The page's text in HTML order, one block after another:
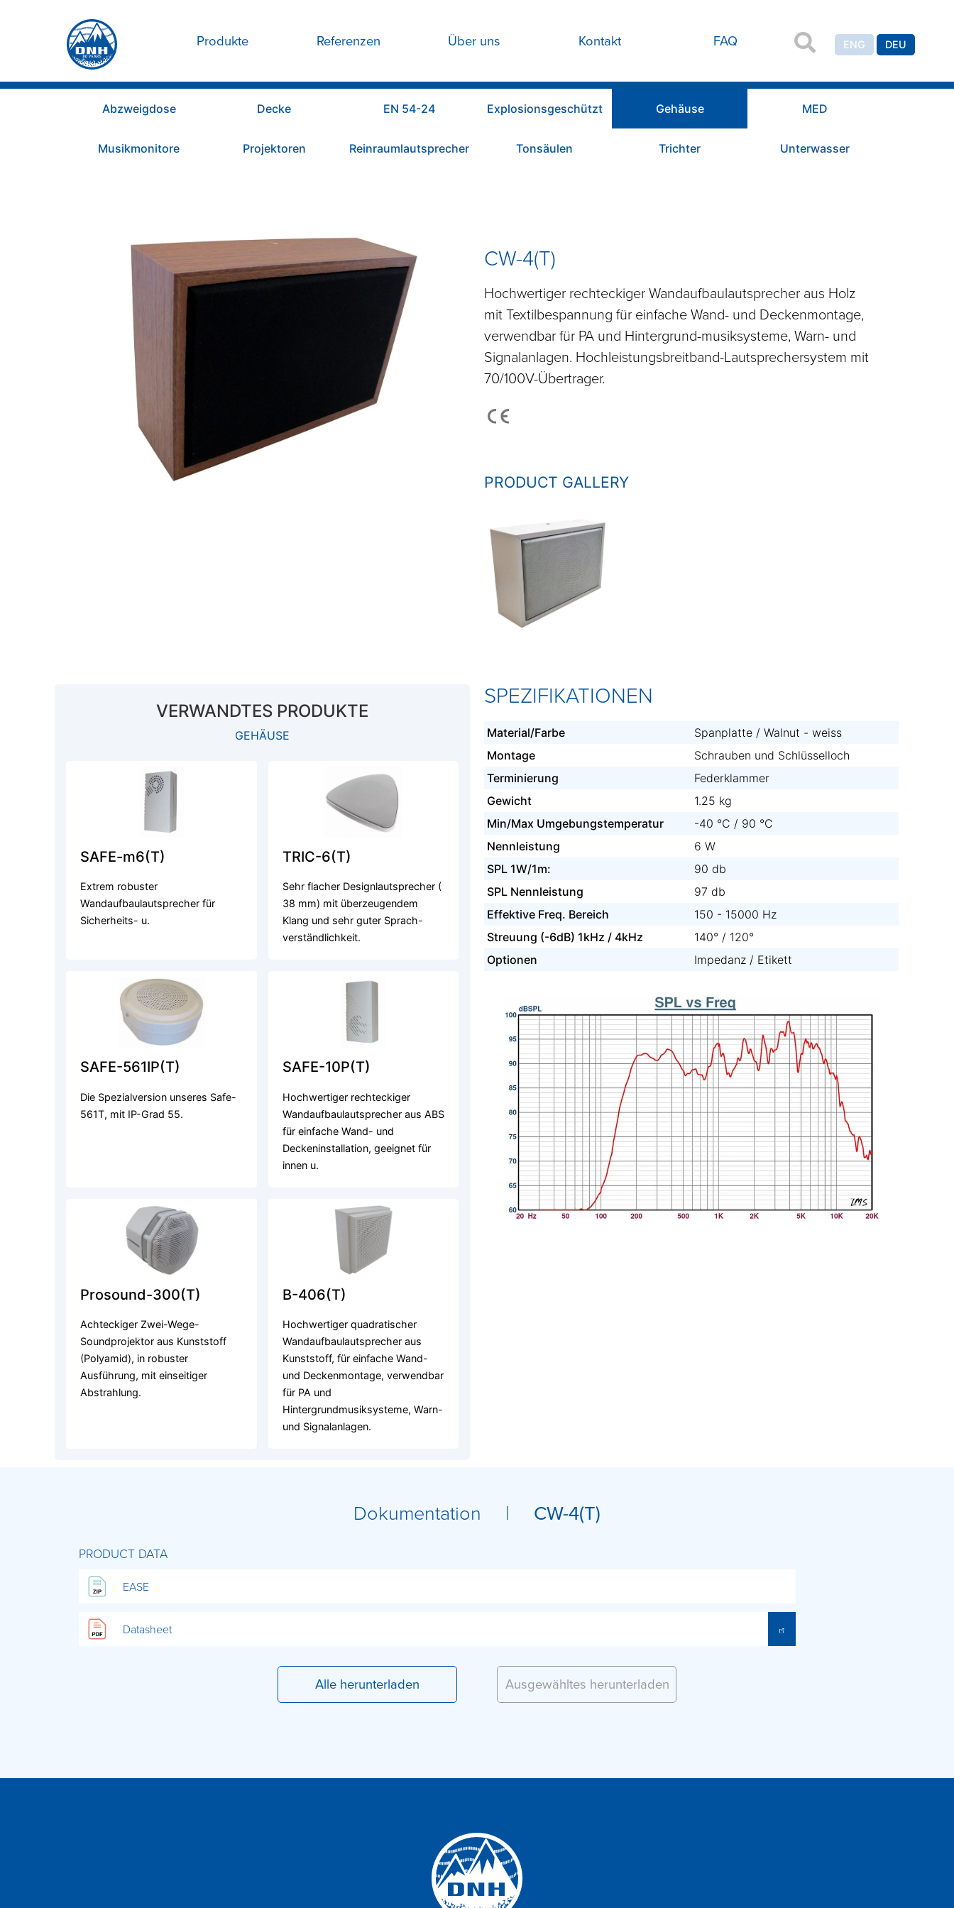
Produkte Referenzen Über uns Kontakt FAQ ENG DEU
Abzweigdose Decke EN 54-24 Explosionsgeschützt Gehäuse MED
Musikmonitore Projektoren Reinraumlautsprecher Tonsäulen Trichter Unterwasser
CW-4(T)
Hochwertiger rechteckiger Wandaufbaulautsprecher aus Holz
mit Textilbespannung für einfache Wand- und Deckenmontage,
verwendbar für PA und Hintergrund-musiksysteme, Warn- und
Signalanlagen. Hochleistungsbreitband-Lautsprechersystem mit
70/100V-Übertrager.
PRODUCT GALLERY
VERWANDTES PRODUKTE
GEHÄUSE
SAFE-m6(T)
Extrem robuster
Wandaufbaulautsprecher für
Sicherheits- u.
TRIC-6(T)
Sehr flacher Designlautsprecher (
38 mm) mit überzeugendem
Klang und sehr guter Sprach-
verständlichkeit.
SAFE-561IP(T)
Die Spezialversion unseres Safe-
561T, mit IP-Grad 55.
SAFE-10P(T)
Hochwertiger rechteckiger
Wandaufbaulautsprecher aus ABS
für einfache Wand- und
Deckeninstallation, geeignet für
innen u.
Prosound-300(T)
Achteckiger Zwei-Wege-
Soundprojektor aus Kunststoff
(Polyamid), in robuster
Ausführung, mit einseitiger
Abstrahlung.
B-406(T)
Hochwertiger quadratischer
Wandaufbaulautsprecher aus
Kunststoff, für einfache Wand-
und Deckenmontage, verwendbar
für PA und
Hintergrundmusiksysteme, Warn-
und Signalanlagen.
SPEZIFIKATIONEN
Material/Farbe
Spanplatte / Walnut - weiss
Montage
Schrauben und Schlüsselloch
Terminierung
Federklammer
Gewicht
1.25 kg
Min/Max Umgebungstemperatur
-40 °C / 90 °C
Nennleistung
6 W
SPL 1W/1m:
90 db
SPL Nennleistung
97 db
Effektive Freq. Bereich
150 - 15000 Hz
Streuung (-6dB) 1kHz / 4kHz
140° / 120°
Optionen
Impedanz / Etikett
Dokumentation | CW-4(T)
PRODUCT DATA
EASE
Datasheet